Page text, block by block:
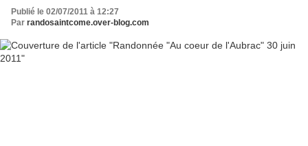
Publié le 02/07/2011 à 12:27
Par randosaintcome.over-blog.com